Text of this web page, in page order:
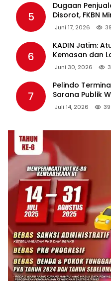
5
Dugaan
Disorot, FKBN
Pendidikan
Juni 17, 2026
6
KADIN Jatim:
Kemasan dan
Tambahan
Juni 30, 2026
7
Pelindo
Sarana Publik
Lamong Lewat
Juli 14, 2026